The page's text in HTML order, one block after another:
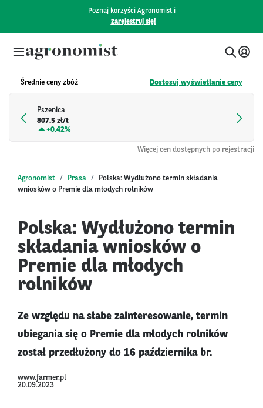
Poznaj korzyści Agronomist i
zarejestruj się!
Średnie ceny zbóż Dostosuj wyświetlanie ceny
Pszenica
807.5 zł/t
+0.42%
Więcej cen dostępnych po rejestracji
Agronomist Prasa
Polska: Wydłużono termin składania
wniosków o Premie dla młodych rolników
Polska: Wydłużono termin
składania wniosków o
Premie dla młodych
rolników
Ze względu na słabe zainteresowanie, termin
ubiegania się o Premie dla młodych rolników
został przedłużony do 16 października br.
www.farmer.pl
20.09.2023